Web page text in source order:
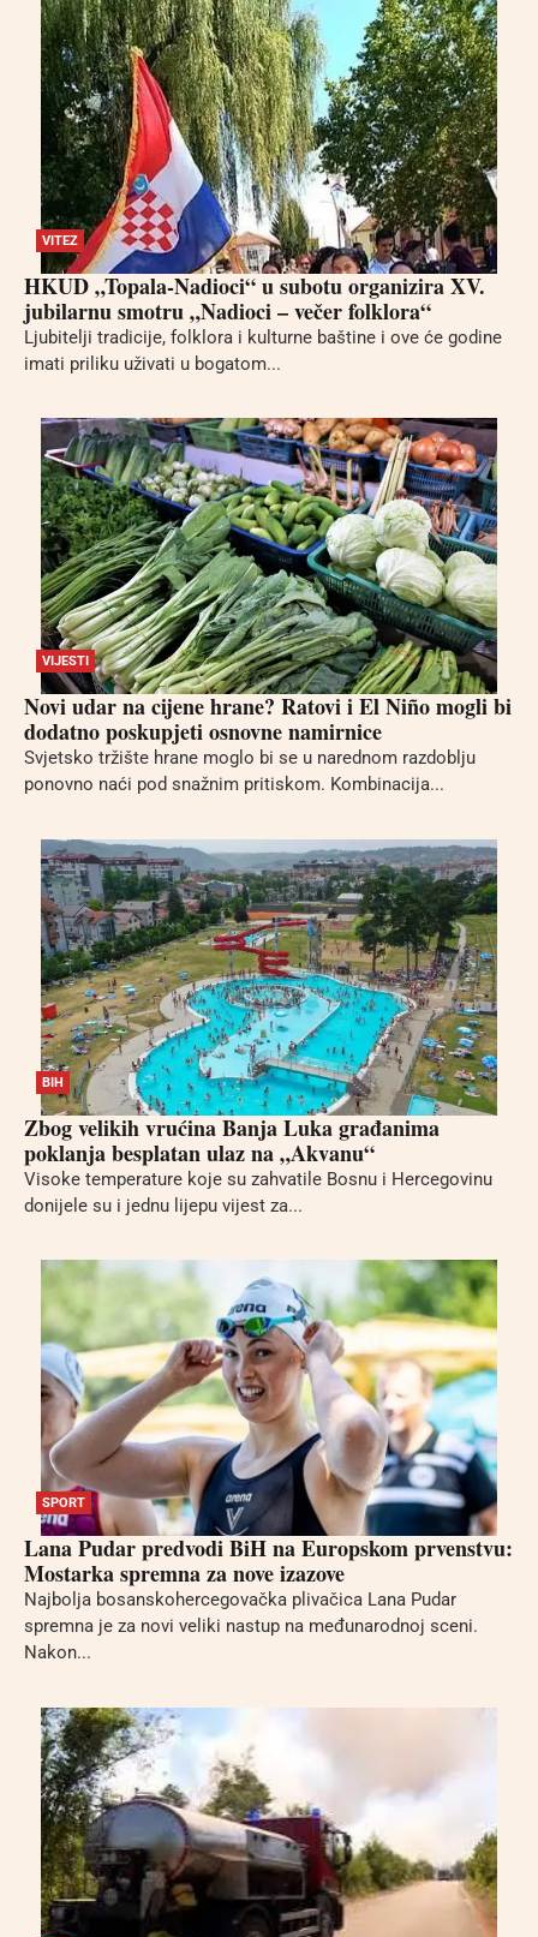
VITEZ
HKUD „Topala-Nadioci“ u subotu organizira XV.
jubilarnu smotru „Nadioci – večer folklora“
Ljubitelji tradicije, folklora i kulturne baštine i ove će godine
imati priliku uživati u bogatom...
VIJESTI
Novi udar na cijene hrane? Ratovi i El Niño mogli bi
dodatno poskupjeti osnovne namirnice
Svjetsko tržište hrane moglo bi se u narednom razdoblju
ponovno naći pod snažnim pritiskom. Kombinacija...
BIH
Zbog velikih vrućina Banja Luka građanima
poklanja besplatan ulaz na „Akvanu“
Visoke temperature koje su zahvatile Bosnu i Hercegovinu
donijele su i jednu lijepu vijest za...
SPORT
Lana Pudar predvodi BiH na Europskom prvenstvu:
Mostarka spremna za nove izazove
Najbolja bosanskohercegovačka plivačica Lana Pudar
spremna je za novi veliki nastup na međunarodnoj sceni.
Nakon...